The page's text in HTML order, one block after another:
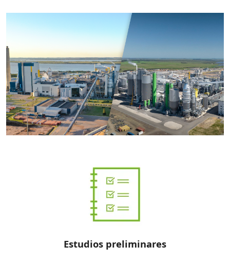
Estudios preliminares